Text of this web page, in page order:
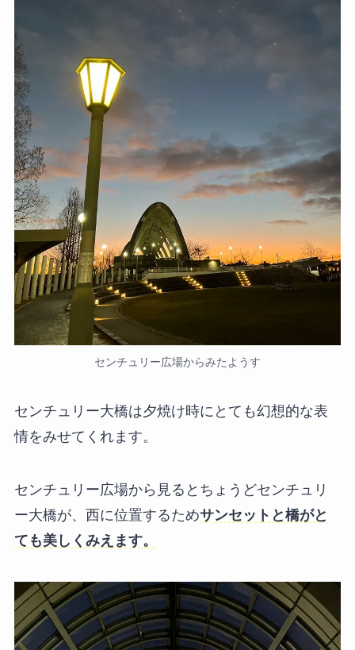
センチュリー広場からみたようす
センチュリー大橋は夕焼け時にとても幻想的な表
情をみせてくれます。
センチュリー広場から見るとちょうどセンチュリ
ー大橋が、西に位置するためサンセットと橋がと
ても美しくみえます。